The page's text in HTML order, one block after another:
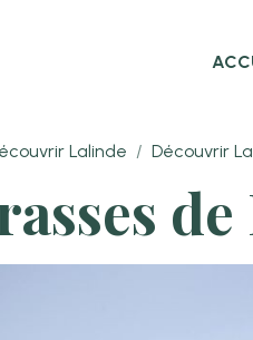
Lalinde Découvrir